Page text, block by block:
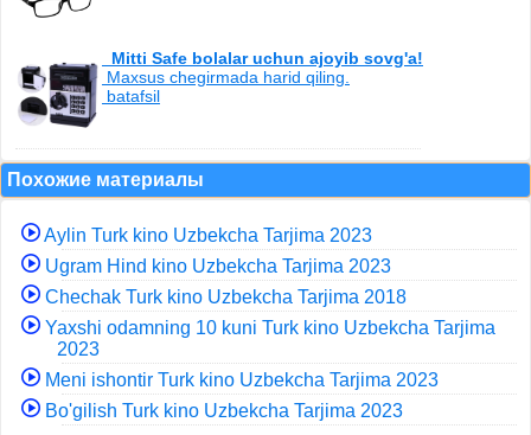
Mitti Safe bolalar uchun ajoyib sovg'a!
Maxsus chegirmada harid qiling.
batafsil
Похожие материалы
Aylin Turk kino Uzbekcha Tarjima 2023
Ugram Hind kino Uzbekcha Tarjima 2023
Chechak Turk kino Uzbekcha Tarjima 2018
Yaxshi odamning 10 kuni Turk kino Uzbekcha Tarjima
2023
Meni ishontir Turk kino Uzbekcha Tarjima 2023
Bo'gilish Turk kino Uzbekcha Tarjima 2023